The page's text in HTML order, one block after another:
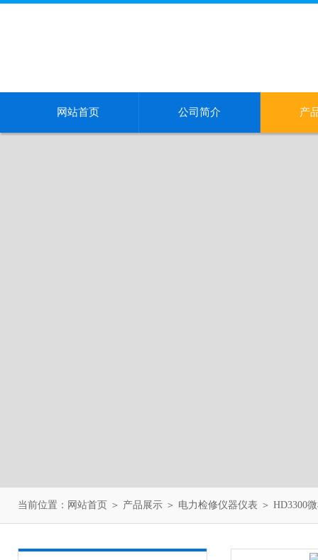
网站首页 公司简介 产
当前位置： 网站首页 ＞ 产品展示 ＞ 电力检修仪器仪表 ＞ HD3300